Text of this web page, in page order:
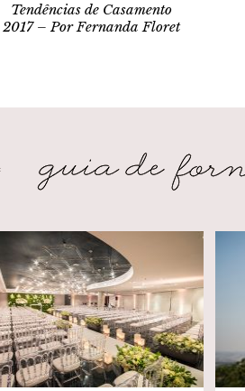
Tendências de Casamento
2017 – Por Fernanda Floret